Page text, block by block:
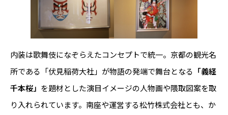
内装は歌舞伎になぞらえたコンセプトで統一。京都の観光名
所である「伏見稲荷大社」が物語の発端で舞台となる 「義経
千本桜」 を題材とした演目イメージの人物画や隈取図案を取
り入れられています。南座や運営する松竹株式会社とも、か